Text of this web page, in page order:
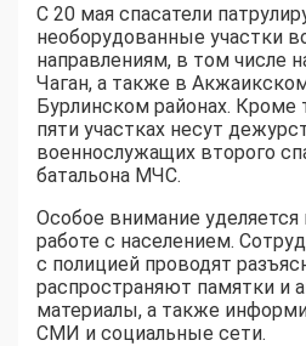
С 20 мая спасатели
необорудованные участки
направлениям, в том числе
Чаган, а также в
Бурлинском районах. Кроме
пяти участках несут
военнослужащих второго
батальона МЧС.
Особое внимание
работе с населением.
с полицией проводят
распространяют памятки и
материалы, а также
СМИ и социальные сети.